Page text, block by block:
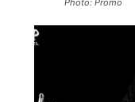
Photo: Promo